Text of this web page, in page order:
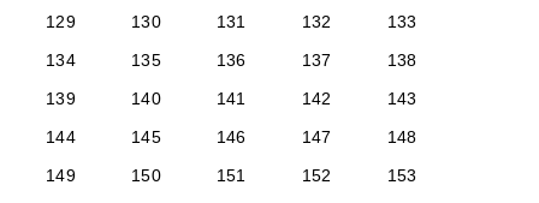
129
130 131 132
133
134
135 136 137
138
139
140 141 142
143
144
145 146 147
148
149
150 151 152
153